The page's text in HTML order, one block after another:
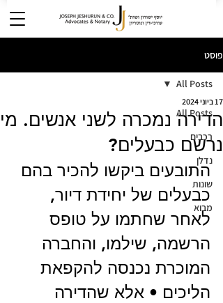
פוסט
All Posts
רכבים
נדלן
שונות
מבוא
All Posts
הדירה נמכרה לשני אנשים. מי
נרשם כבעלים?
17 ביוני 2024
התובעים ביקשו להכיר בהם
כבעלים של יחידת דיור,
לאחר שחתמו על טופס
הרשמה, שילמו, והחברה
המוכרת נכנסה להקפאת
הליכים • אלא שהדירה